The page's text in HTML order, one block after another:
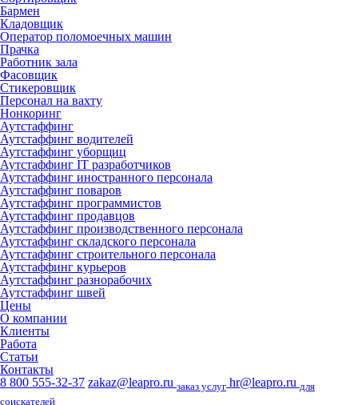
Бармен
Кладовщик
Оператор поломоечных машин
Прачка
Работник зала
Фасовщик
Стикеровщик
Персонал на вахту
Нонкоринг
Аутстаффинг
Аутстаффинг водителей
Аутстаффинг уборщиц
Аутстаффинг IT разработчиков
Аутстаффинг иностранного персонала
Аутстаффинг поваров
Аутстаффинг программистов
Аутстаффинг продавцов
Аутстаффинг производственного персонала
Аутстаффинг складского персонала
Аутстаффинг строительного персонала
Аутстаффинг курьеров
Аутстаффинг разнорабочих
Аутстаффинг швей
Цены
О компании
Клиенты
Работа
Статьи
Контакты
8 800 555-32-37 zakaz@leapro.ru заказ услуг hr@leapro.ru для
соискателей